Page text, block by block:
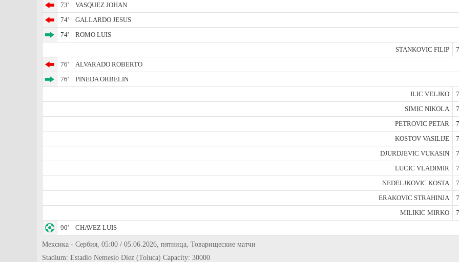
73'
VASQUEZ JOHAN
74'
GALLARDO JESUS
74'
ROMO LUIS
STANKOVIC FILIP
76'
ALVARADO ROBERTO
76'
PINEDA ORBELIN
ILIC VELJKO
SIMIC NIKOLA
PETROVIC PETAR
KOSTOV VASILIJE
DJURDJEVIC VUKASIN
LUCIC VLADIMIR
NEDELJKOVIC KOSTA
ERAKOVIC STRAHINJA
MILIKIC MIRKO
90'
CHAVEZ LUIS
Мексика - Сербия, 05:00 / 05.06.2026, пятница, Товарищеские матчи
Stadium: Estadio Nemesio Diez (Toluca) Capacity: 30000